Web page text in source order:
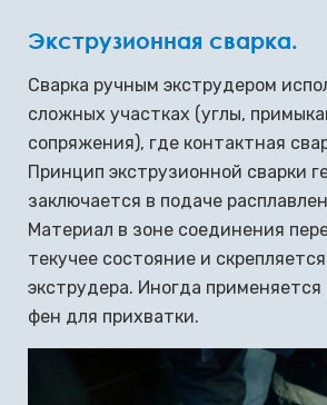
Экструзионная сварка.
Сварка ручным экструдером
сложных участках (углы,
сопряжения), где контактная
Принцип экструзионной сварки
заключается в подаче
Материал в зоне соединения
текучее состояние и
экструдера. Иногда
фен для прихватки.